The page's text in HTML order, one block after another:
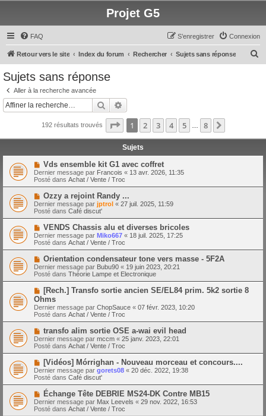
Projet G5
FAQ Connexion
S’enregistrer
Retour vers le site Index du forum Rechercher Sujets sans réponse
c
Sujets sans réponse
Aller à la recherche avancée
Rechercher
192 résultats trouvés Page 1sur8
1 2 3 4 5 8
Sujets
N
o
u
v
a
u
m
e
s
s
a
g
e
Vds ensemble kit G1 avec coffret
Dernier message par Francois « 13 avr. 2026, 11:35
Posté dans Achat / Vente / Troc
N
o
u
v
e
u
m
e
s
s
a
g
e
Ozzy a rejoint Randy ...
Dernier message par jptrol « 27 juil. 2025, 11:59
Posté dans Café discut'
N
o
u
v
a
u
m
e
s
a
g
e
VENDS Chassis alu et diverses bricoles
Dernier message par Miko667 « 18 juil. 2025, 17:25
Posté dans Achat / Vente / Troc
N
o
u
v
e
u
m
e
s
s
a
g
e
Orientation condensateur tone vers masse - 5F2A
Dernier message par Bubu90 « 19 juin 2023, 20:21
Posté dans Théorie Lampe et Electronique
N
o
u
v
e
a
u
m
e
s
s
a
g
e
[Rech.] Transfo sortie ancien SE/EL84 prim. 5k2 sortie 8
Ohms
Dernier message par ChopSauce « 07 févr. 2023, 10:20
Posté dans Achat / Vente / Troc
N
o
u
v
e
u
m
e
s
a
g
transfo alim sortie OSE a-wai evil head
Dernier message par mccm « 25 janv. 2023, 22:01
Posté dans Achat / Vente / Troc
N
o
u
v
e
a
u
m
[Vidéos] Mórrighan - Nouveau morceau et concours....
Dernier message par gorets08 « 20 déc. 2022, 19:38
Posté dans Café discut'
N
o
u
v
Échange Tête DEBRIE MS24-DK Contre MB15
Dernier message par Max Leevels « 29 nov. 2022, 16:53
Posté dans Achat / Vente / Troc